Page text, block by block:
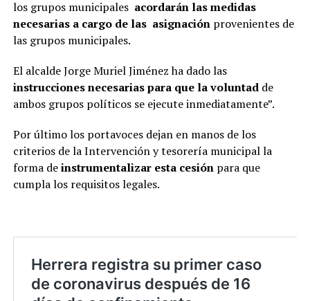
los grupos municipales acordarán las medidas
necesarias a cargo de las asignaciónprovenientes de
las grupos municipales.
El alcalde Jorge Muriel Jiménez ha dado las
instrucciones necesarias para que la voluntadde
ambos grupos políticos se ejecute inmediatamente”.
Por último los portavoces dejan en manos de los
criterios de la Intervención y tesorería municipal la
forma deinstrumentalizar esta cesiónpara que
cumpla los requisitos legales.